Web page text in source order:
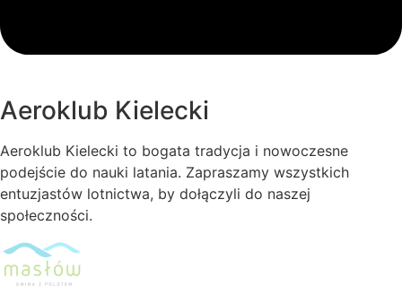
Aeroklub Kielecki
Aeroklub Kielecki to bogata tradycja i nowoczesne
podejście do nauki latania. Zapraszamy wszystkich
entuzjastów lotnictwa, by dołączyli do naszej
społeczności.